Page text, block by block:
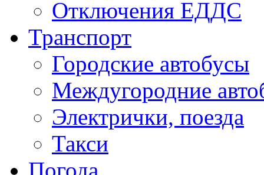
Отключения ЕДДС
Транспорт
Городские автобусы
Междугородние
Электрички, поезда
Такси